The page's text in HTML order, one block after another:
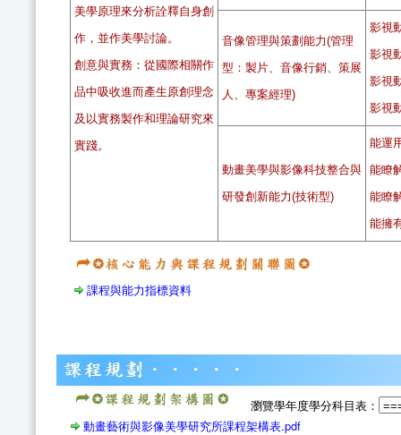
美學原理來分析詮釋自身創
作，並作美學討論。
創意與實務：從國際相關作
品中吸收進而產生原創理念
及以實務製作和理論研究來
實踐。
音像管理與策劃能力(管理
型：製片、音像行銷、策展
人、專案經理)
影視
影視
影視
影視
動畫美學與影像科技整合與
研發創新能力(技術型)
能運
能瞭
能瞭
能擁
課程與能力指標資料
瀏覽學年度學分科目表：
動畫藝術與影像美學研究所課程架構表.pdf